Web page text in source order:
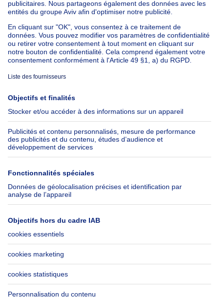
Appartement à louer avec 3 chambres
Maison à louer avec 3 chambres
Appartement à louer avec 3 chambres Bruxelles-ville
À propos
Immoweb
Presse
Emplois
Groupe Axel Springer
SeLoger.com
Immowelt.de
Outils
Belfius
Assurances
Check-list déménagement
Aide
FAQ
Accessibilité
Contactez-nous
Suivez-nous
LinkedIn
Immoweb SA © 2026 - Tous droits réservés
Conditions d'utilisation Gestion des cookies
Vie privée